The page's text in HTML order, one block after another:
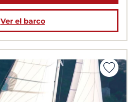
Ver el barco